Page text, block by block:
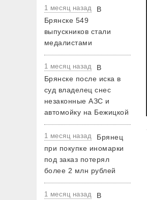
1 месяц назад
В
Брянске 549
выпускников стали
медалистами
1 месяц назад
В
Брянске после иска в
суд владелец снес
незаконные АЗС и
автомойку на Бежицкой
1 месяц назад
Брянец
при покупке иномарки
под заказ потерял
более 2 млн рублей
1 месяц назад
В